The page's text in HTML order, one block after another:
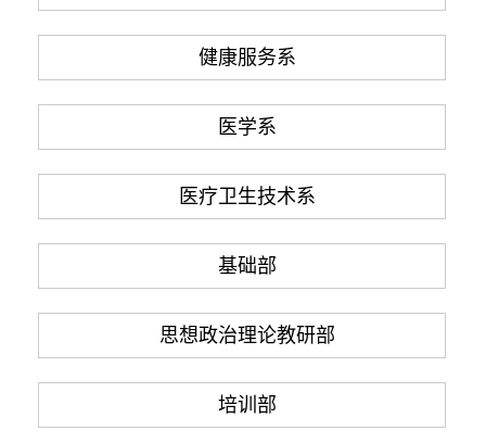
健康服务系
医学系
医疗卫生技术系
基础部
思想政治理论教研部
培训部